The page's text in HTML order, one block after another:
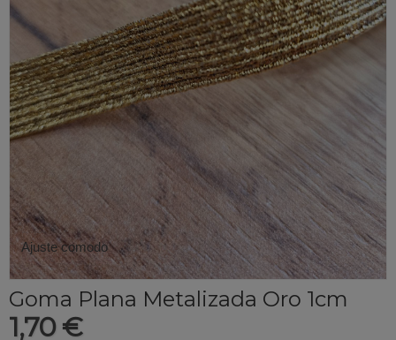
Ajuste comodo
Goma Plana Metalizada Oro 1cm
1,70 €